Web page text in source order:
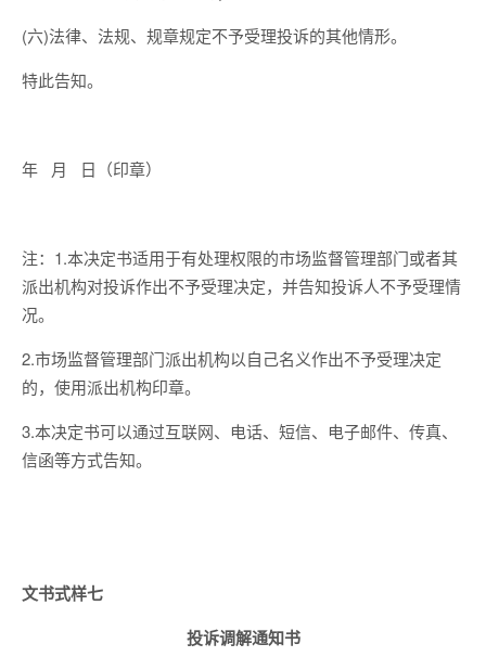
(六)法律、法规、规章规定不予受理投诉的其他情形。
特此告知。
年 月 日（印章）
注：1.本决定书适用于有处理权限的市场监督管理部门或者其
派出机构对投诉作出不予受理决定，并告知投诉人不予受理情
况。
2.市场监督管理部门派出机构以自己名义作出不予受理决定
的，使用派出机构印章。
3.本决定书可以通过互联网、电话、短信、电子邮件、传真、
信函等方式告知。
文书式样七
投诉调解通知书